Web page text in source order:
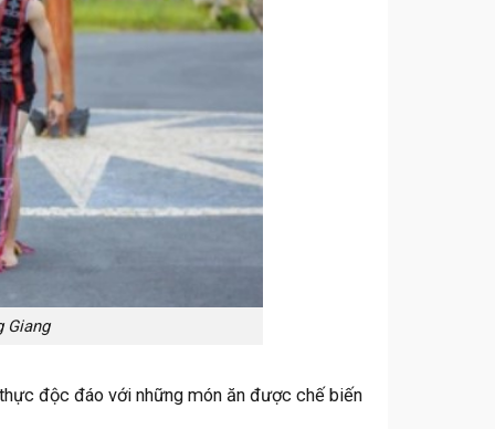
Giang
độc đáo với những món ăn được chế biến